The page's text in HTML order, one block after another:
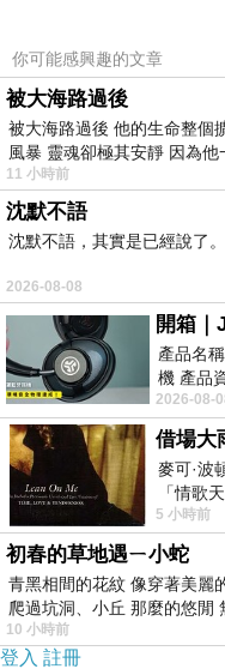
2016-01-08
謝賞紅樓它們的生
假期快樂
紫白馬
2008-11-17
你好^^
版主回應
午安~~^_^
2008-11-17
你可能感興趣的文章
被大海路過後
被大海路過後 他的生命整個
風暴 靈魂卻極其安靜 因為
11 小時前
沈默不語
沈默不語，其實是已經說了。
2026-08-08
產品名
機 產品
耳機評
2026-08-
借場大
麥可·波
「情歌
瘤「祈
5 小時前
初春的草地遇ㄧ小蛇
青黑相間的花紋 像穿著美麗
爬過坑洞、小丘 那麼的悠閒
10 小時前
登入 註冊